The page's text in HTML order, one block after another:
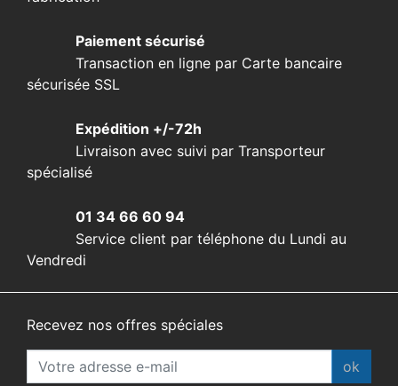
Paiement sécurisé
Transaction en ligne par Carte bancaire
sécurisée SSL
Expédition +/-72h
Livraison avec suivi par Transporteur
spécialisé
01 34 66 60 94
Service client par téléphone du Lundi au
Vendredi
Recevez nos offres spéciales
ok